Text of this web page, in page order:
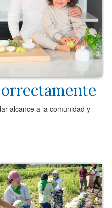
alcance a la comunidad y